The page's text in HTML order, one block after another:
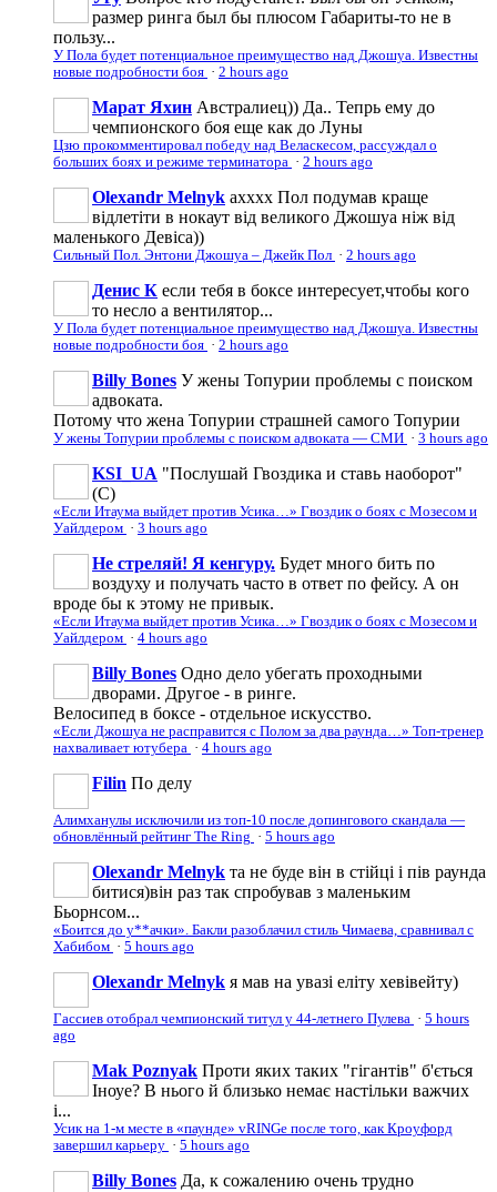
размер ринга был бы плюсом Габариты-то не в
пользу...
У Пола будет потенциальное преимущество над Джошуа. Известны
новые подробности боя · 2 hours ago
Марат Яхин Австралиец)) Да.. Тепрь ему до
чемпионского боя еще как до Луны
Цзю прокомментировал победу над Веласкесом, рассуждал о
больших боях и режиме терминатора · 2 hours ago
Olexandr Melnyk ахххх Пол подумав краще
відлетіти в нокаут від великого Джошуа ніж від
маленького Девіса))
Сильный Пол. Энтони Джошуа – Джейк Пол · 2 hours ago
Денис К если тебя в боксе интересует,чтобы кого
то несло а вентилятор...
У Пола будет потенциальное преимущество над Джошуа. Известны
новые подробности боя · 2 hours ago
Billy Bones У жены Топурии проблемы с поиском
адвоката.
Потому что жена Топурии страшней самого Топурии
У жены Топурии проблемы с поиском адвоката — СМИ · 3 hours ago
KSI_UA "Послушай Гвоздика и ставь наоборот"
(С)
«Если Итаума выйдет против Усика…» Гвоздик о боях с Мозесом и
Уайлдером · 3 hours ago
Не стреляй! Я кенгуру. Будет много бить по
воздуху и получать часто в ответ по фейсу. А он
вроде бы к этому не привык.
«Если Итаума выйдет против Усика…» Гвоздик о боях с Мозесом и
Уайлдером · 4 hours ago
Billy Bones Одно дело убегать проходными
дворами. Другое - в ринге.
Велосипед в боксе - отдельное искусство.
«Если Джошуа не расправится с Полом за два раунда…» Топ-тренер
нахваливает ютубера · 4 hours ago
Filin По делу
Алимханулы исключили из топ-10 после допингового скандала —
обновлённый рейтинг The Ring · 5 hours ago
Olexandr Melnyk та не буде він в стійці і пів раунда
битися)він раз так спробував з маленьким
Бьорнсом...
«Боится до у**ачки». Бакли разоблачил стиль Чимаева, сравнивал с
Хабибом · 5 hours ago
Olexandr Melnyk я мав на увазі еліту хевівейту)
Гассиев отобрал чемпионский титул у 44-летнего Пулева · 5 hours
ago
Mak Poznyak Проти яких таких "гігантів" б'ється
Іноуе? В нього й близько немає настільки важчих
і...
Усик на 1-м месте в «паунде» vRINGe после того, как Кроуфорд
завершил карьеру · 5 hours ago
Billy Bones Да, к сожалению очень трудно